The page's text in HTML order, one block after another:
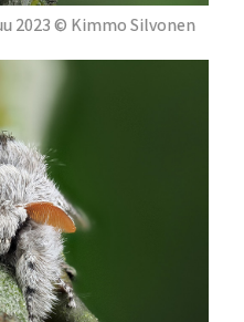
2023 © Kimmo Silvonen